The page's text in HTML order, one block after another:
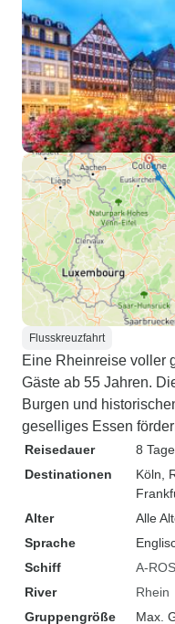
Flusskreuzfahrt
Eine Rheinreise voller
Gäste ab 55 Jahren.
Burgen und
geselliges Essen
Reisedauer
8 Tage
Destinationen
Köln ,
Alter
Alle
Sprache
Schiff
A-
River
Rhein
Gruppengröße
Max.